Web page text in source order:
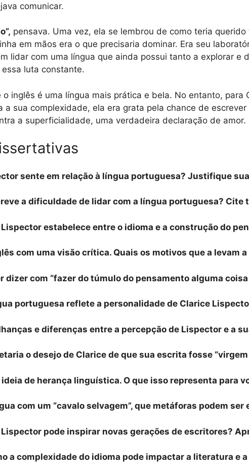
comunicar.
pensava. Uma vez, ela se lembrou de como teria
em mãos era o que precisaria dominar. Era seu
lidar com uma língua que ainda possui tanto a explorar
luta constante.
o inglês é uma língua mais prática e bela. No entanto,
a sua complexidade, ela era grata pela chance de
a superficialidade, uma verdadeira declaração de amor.
sente em relação à língua portuguesa? Justifique
a dificuldade de lidar com a língua portuguesa?
Lispector estabelece entre o idioma e a construção do
com uma visão crítica. Quais os motivos que a levam
dizer com “fazer do túmulo do pensamento alguma
portuguesa reflete a personalidade de Clarice
e diferenças entre a percepção de Lispector e a
o desejo de Clarice de que sua escrita fosse
ideia de herança linguística. O que isso representa para
com um “cavalo selvagem”, que metáforas podem
Lispector pode inspirar novas gerações de escritores?
a complexidade do idioma pode impactar a literatura e